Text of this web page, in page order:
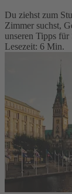
Du ziehst zum
Zimmer suchst,
unseren Tipps für
Lesezeit: 6 Min.